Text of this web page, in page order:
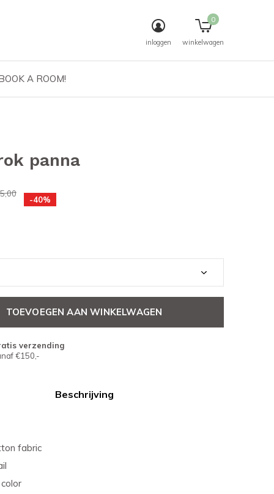
A ROOM!
inloggen winkelwagen
0
panna
-40%
TOEVOEGEN AAN WINKELWAGEN
verzending
€150,-
Beschrijving
fabric